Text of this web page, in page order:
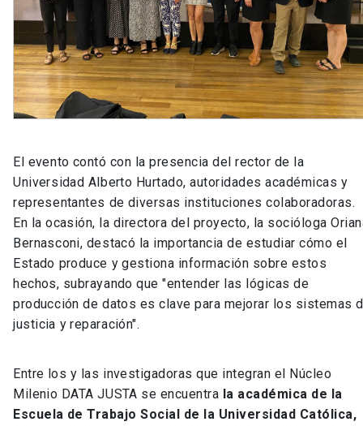
El evento contó con la presencia del rector de la
Universidad Alberto Hurtado, autoridades académicas y
representantes de diversas instituciones colaboradoras.
En la ocasión, la directora del proyecto, la socióloga
Bernasconi, destacó la importancia de estudiar cómo el
Estado produce y gestiona información sobre estos
hechos, subrayando que "entender las lógicas de
producción de datos es clave para mejorar los sistemas
justicia y reparación".
Entre los y las investigadoras que integran el Núcleo
Milenio DATA JUSTA se encuentra la académica de la
Escuela de Trabajo Social de la Universidad Católica,